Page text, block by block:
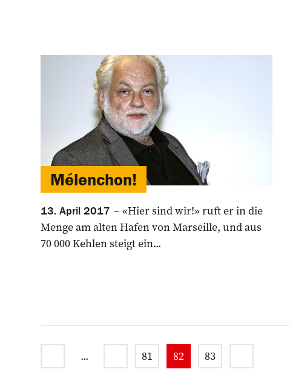
Mélenchon!
13. April 2017
«Hier sind wir!» ruft er in die
Menge am alten Hafen von Marseille, und aus
70 000 Kehlen steigt ein...
... 81 82 83